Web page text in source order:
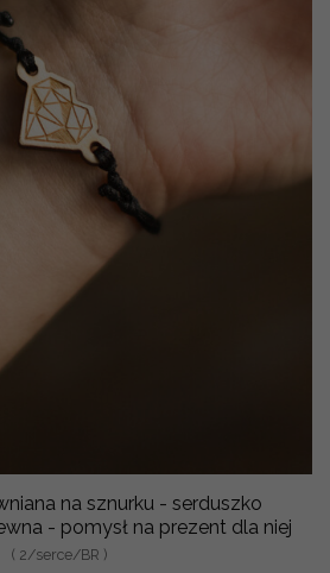
na sznurku - serduszko
- pomysł na prezent dla niej
( 2/serce/BR )